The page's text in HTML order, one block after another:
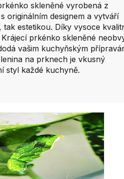
skleněné vyrobená z
originálním designem a vytváří
estetikou. Díky vysoce
prkénko skleněné
vašim kuchyňským
na prknech je vkusný
styl každé kuchyně.